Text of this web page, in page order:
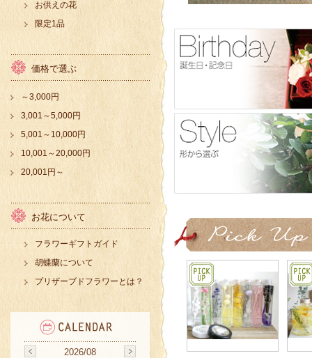
お供えの花
限定1品
価格で選ぶ
～3,000円
3,001～5,000円
5,001～10,000円
10,001～20,000円
20,001円～
お花について
フラワーギフトガイド
胡蝶蘭について
プリザーブドフラワーとは？
2026/08